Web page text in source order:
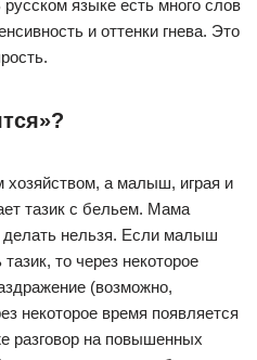
языке есть много слов
и оттенки гнева. Это
а малыш, играя и
тазик с бельем. Мама
делать нельзя. Если малыш
то через некоторое
(возможно,
некоторое время появляется
разговор на повышенных